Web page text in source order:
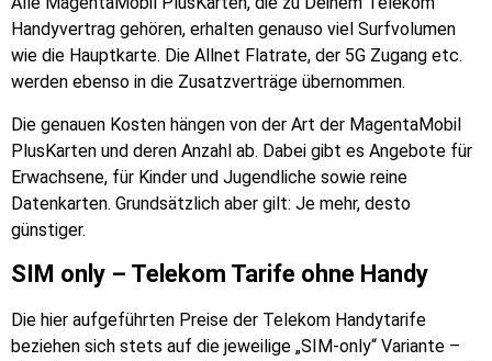
Handyvertrag gehören, erhalten genauso viel Surfvolumen
wie die Hauptkarte. Die Allnet Flatrate, der 5G Zugang etc.
werden ebenso in die Zusatzverträge übernommen.
Die genauen Kosten hängen von der Art der MagentaMobil
PlusKarten und deren Anzahl ab. Dabei gibt es Angebote für
Erwachsene, für Kinder und Jugendliche sowie reine
Datenkarten. Grundsätzlich aber gilt: Je mehr, desto
günstiger.
SIM only – Telekom Tarife ohne Handy
Die hier aufgeführten Preise der Telekom Handytarife
beziehen sich stets auf die jeweilige „SIM-only“ Variante –